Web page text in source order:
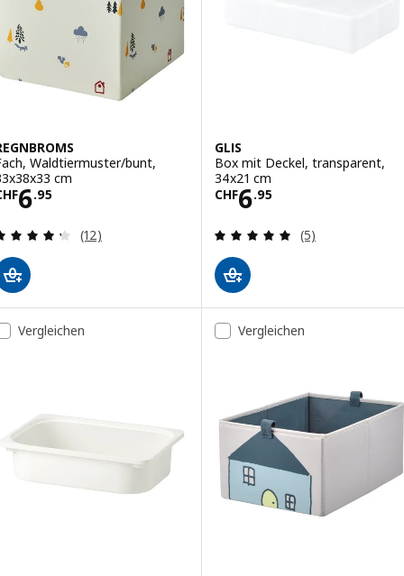
Waldtiermuster/bunt,
cm
6.95CHF 6.95
Bewertungen: 4.3 von 5 Sternen. Bewertungen
(12)
GLIS
Box mit Deckel, transparent,
34x21 cm
CHF6.95
Preis CHF 6.95
Bewertungen:
(5)
Vergleichen Vergleichen